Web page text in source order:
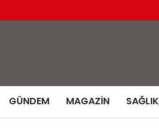
GÜNDEM MAGAZIN SAĞLIK